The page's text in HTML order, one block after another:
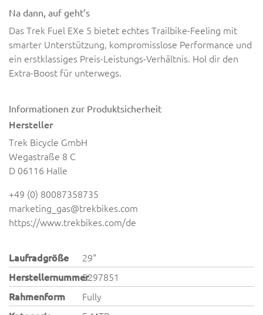
Na dann, auf geht’s
Das Trek Fuel EXe 5 bietet echtes Trailbike-Feeling mit
smarter Unterstützung, kompromisslose Performance und
ein erstklassiges Preis-Leistungs-Verhältnis. Hol dir den
Extra-Boost für unterwegs.
Informationen zur Produktsicherheit
Hersteller
Trek Bicycle GmbH
Wegastraße 8 C
D 06116 Halle
+49 (0) 80087358735
marketing_gas@trekbikes.com
https://www.trekbikes.com/de
Laufradgröße
29"
Herstellernummer5297851
Rahmenform
Fully